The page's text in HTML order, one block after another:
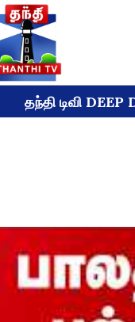
தந்தி டிவி DEEP